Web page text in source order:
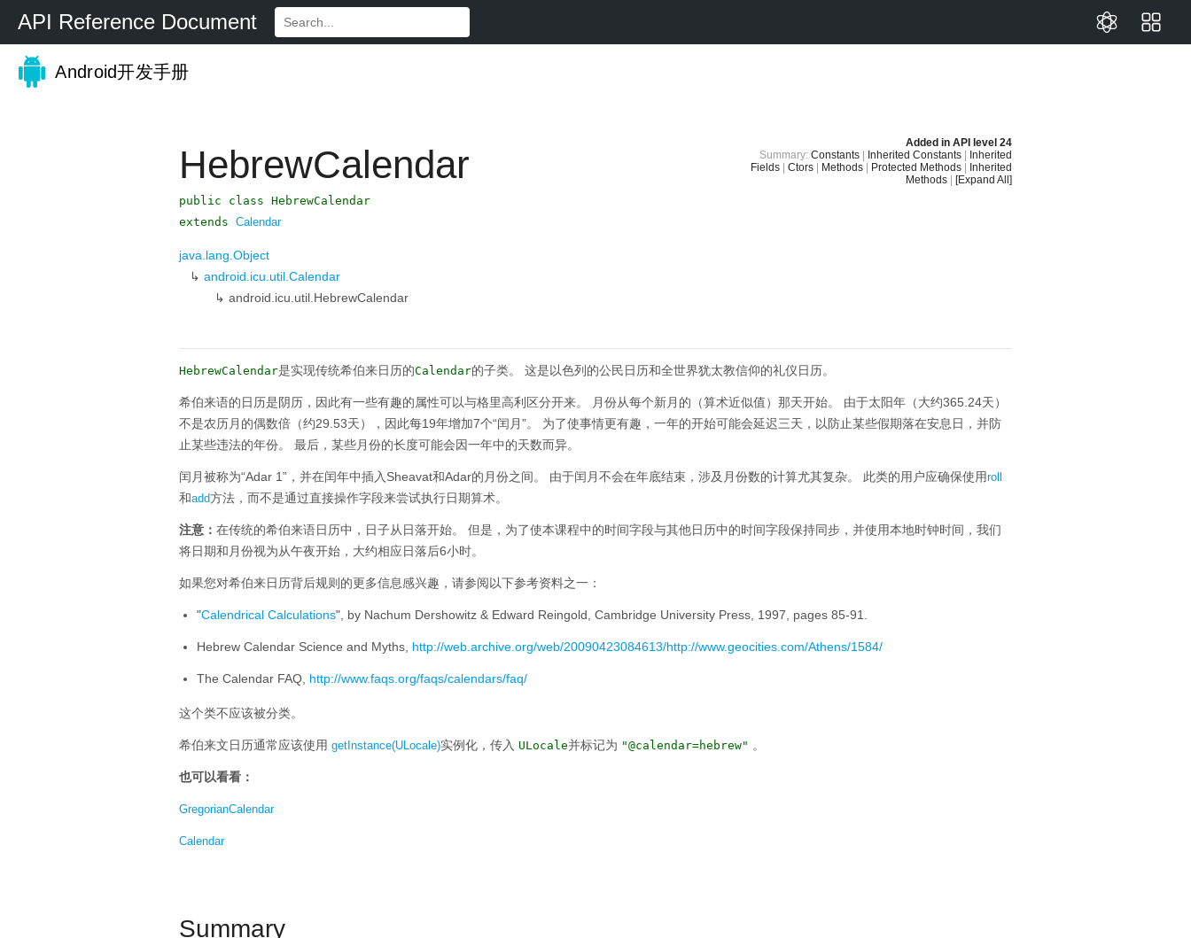
API Reference Document
Android开发手册
Added in API level 24
Summary: Constants Inherited Constants
Inherited
Fields
Ctors Methods Protected Methods
Inherited
Methods
[Expand All]
HebrewCalendar
public class HebrewCalendar
extends Calendar
java.lang.Object
↳ android.icu.util.Calendar
↳ android.icu.util.HebrewCalendar
HebrewCalendar是实现传统希伯来日历的Calendar的子类。 这是以色列的公民日历和全世界犹太教信仰的礼仪日历。
希伯来语的日历是阴历，因此有一些有趣的属性可以与格里高利区分开来。 月份从每个新月的（算术近似值）那天开始。
由于太阳年（大约365.24天）
不是农历月的偶数倍（约29.53天），因此每19年增加7个“闰月”。
为了使事情更有趣，一年的开始可能会延迟三天，以防止某些假期落在安息日，并防
止某些违法的年份。
最后，某些月份的长度可能会因一年中的天数而异。
闰月被称为“Adar 1”，并在闰年中插入Sheavat和Adar的月份之间。 由于闰月不会在年底结束，涉及月份数的计算尤其复杂。 此类的用户应确保使用roll
和add方法，而不是通过直接操作字段来尝试执行日期算术。
注意： 在传统的希伯来语日历中，日子从日落开始。
但是，为了使本课程中的时间字段与其他日历中的时间字段保持同步，并使用本地时钟时间，我们
将日期和月份视为从午夜开始，大约相应日落后6小时。
如果您对希伯来日历背后规则的更多信息感兴趣，请参阅以下参考资料之一：
"Calendrical Calculations", by Nachum Dershowitz & Edward Reingold, Cambridge University Press, 1997, pages 85-91.
Hebrew Calendar Science and Myths, http://web.archive.org/web/20090423084613/http://www.geocities.com/Athens/1584/
The Calendar FAQ, http://www.faqs.org/faqs/calendars/faq/
这个类不应该被分类。
希伯来文日历通常应该使用 getInstance(ULocale)实例化，传入 ULocale并标记为 "@calendar=hebrew" 。
也可以看看：
GregorianCalendar
Calendar
Summary